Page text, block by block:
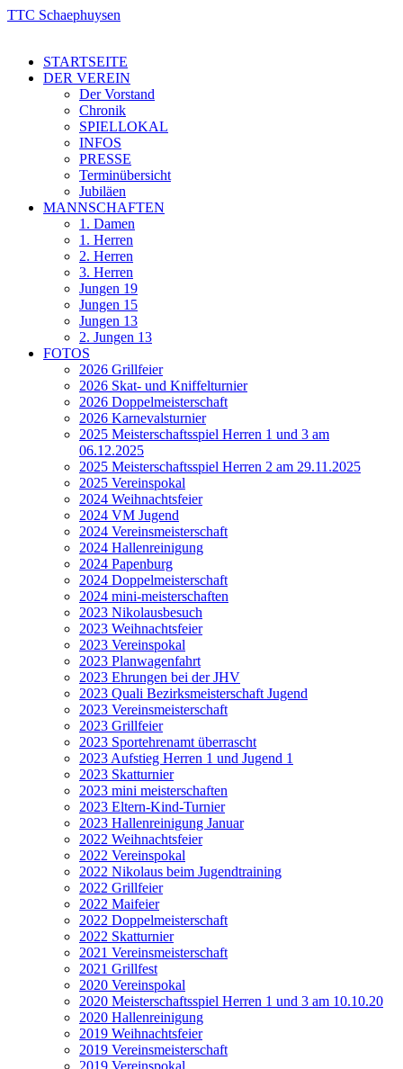
TTC Schaephuysen
STARTSEITE
DER VEREIN
Der Vorstand
Chronik
SPIELLOKAL
INFOS
PRESSE
Terminübersicht
Jubiläen
MANNSCHAFTEN
1. Damen
1. Herren
2. Herren
3. Herren
Jungen 19
Jungen 15
Jungen 13
2. Jungen 13
FOTOS
2026 Grillfeier
2026 Skat- und Kniffelturnier
2026 Doppelmeisterschaft
2026 Karnevalsturnier
2025 Meisterschaftsspiel Herren 1 und 3 am
06.12.2025
2025 Meisterschaftsspiel Herren 2 am 29.11.2025
2025 Vereinspokal
2024 Weihnachtsfeier
2024 VM Jugend
2024 Vereinsmeisterschaft
2024 Hallenreinigung
2024 Papenburg
2024 Doppelmeisterschaft
2024 mini-meisterschaften
2023 Nikolausbesuch
2023 Weihnachtsfeier
2023 Vereinspokal
2023 Planwagenfahrt
2023 Ehrungen bei der JHV
2023 Quali Bezirksmeisterschaft Jugend
2023 Vereinsmeisterschaft
2023 Grillfeier
2023 Sportehrenamt überrascht
2023 Aufstieg Herren 1 und Jugend 1
2023 Skatturnier
2023 mini meisterschaften
2023 Eltern-Kind-Turnier
2023 Hallenreinigung Januar
2022 Weihnachtsfeier
2022 Vereinspokal
2022 Nikolaus beim Jugendtraining
2022 Grillfeier
2022 Maifeier
2022 Doppelmeisterschaft
2022 Skatturnier
2021 Vereinsmeisterschaft
2021 Grillfest
2020 Vereinspokal
2020 Meisterschaftsspiel Herren 1 und 3 am 10.10.20
2020 Hallenreinigung
2019 Weihnachtsfeier
2019 Vereinsmeisterschaft
2019 Vereinspokal